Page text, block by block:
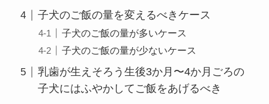
子犬のご飯の量を変えるべきケース
子犬のご飯の量が多いケース
子犬のご飯の量が少ないケース
乳歯が生えそろう生後3か月〜4か月ごろの
子犬にはふやかしてご飯をあげるべき